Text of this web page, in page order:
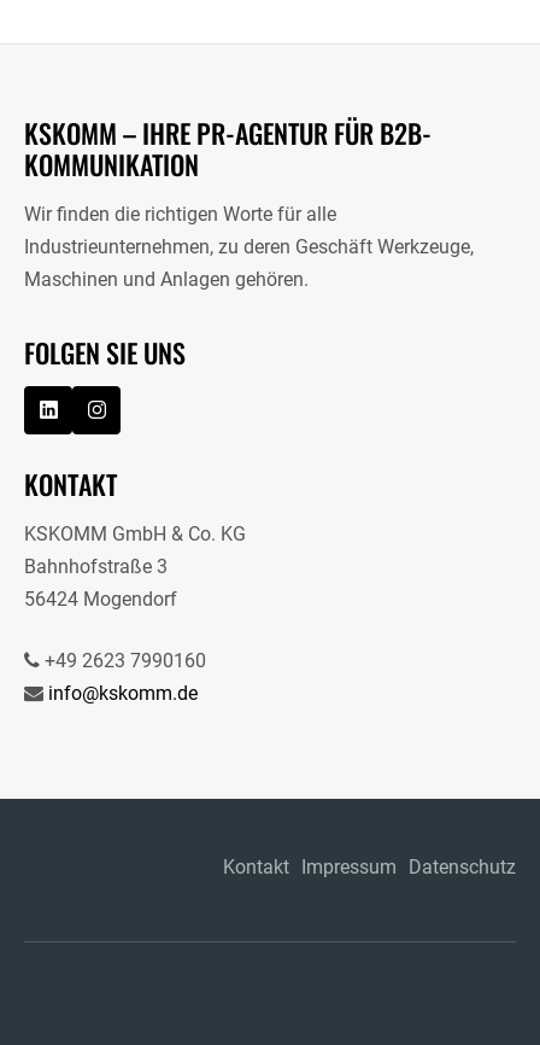
KSKOMM – IHRE PR-AGENTUR FÜR B2B-
KOMMUNIKATION
Wir finden die richtigen Worte für alle
Industrieunternehmen, zu deren Geschäft Werkzeuge,
Maschinen und Anlagen gehören.
FOLGEN SIE UNS
KONTAKT
KSKOMM GmbH & Co. KG
Bahnhofstraße 3
56424 Mogendorf
+49 2623 7990160
info@kskomm.de
Kontakt Impressum Datenschutz